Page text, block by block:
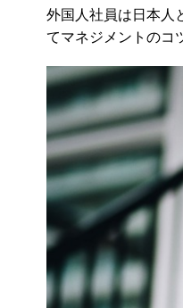
外国人社員は日本人
てマネジメントのコ